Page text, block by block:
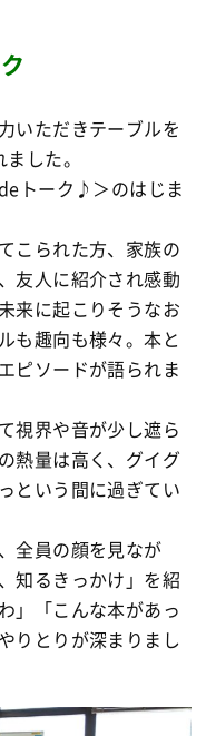
いただきテーブルを
した。
トーク♪＞のはじま
こられた方、家族の
友人に紹介され感動
来に起こりそうなお
も趣向も様々。本と
ピソードが語られま
視界や音が少し遮ら
熱量は高く、グイグ
という間に過ぎてい
全員の顔を見なが
知るきっかけ」を紹
」「こんな本があっ
りとりが深まりまし